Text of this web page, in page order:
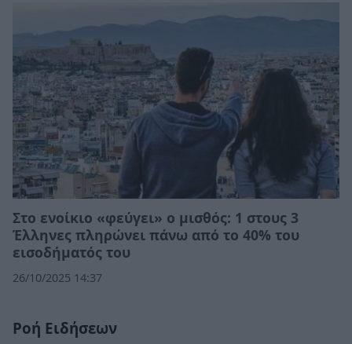
Στο ενοίκιο «φεύγει» ο μισθός: 1 στους 3
Έλληνες πληρώνει πάνω από το 40% του
εισοδήματός του
26/10/2025 14:37
Ροή Ειδήσεων